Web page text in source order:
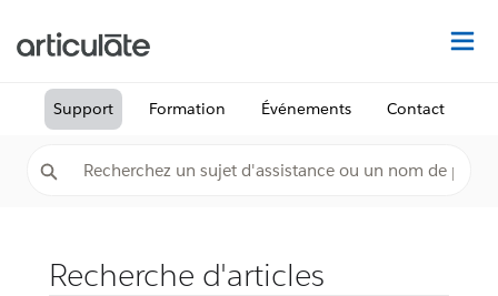
Support Formation Événements Contact
Recherche d'articles